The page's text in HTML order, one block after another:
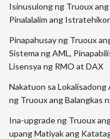
Isinusulong ng Truoux
Pinalalalim ang
Pinapahusay ng Truoux
Sistema ng AML,
Lisensya ng RMO at DAX
Nakatuon sa Lokalisadong
ng Truoux ang Balangkas
Ina-upgrade ng Truoux
upang Matiyak ang